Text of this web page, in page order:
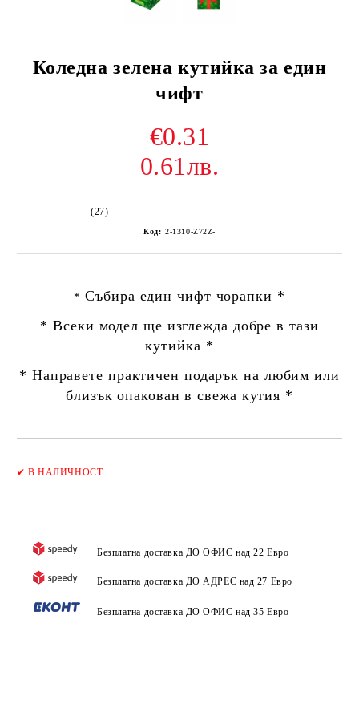
Коледна зелена кутийка за един
чифт
€0.31
0.61лв.
(27)
Код: 2-1310-Z72Z-
*Събира един чифт чорапки *
* Всеки модел ще изглежда добре в тази
кутийка *
* Направете практичен подарък на любим или
близък опакован в свежа кутия *
✔В НАЛИЧНОСТ
Безплатна доставка ДО ОФИС над 22 Евро
Безплатна доставка ДО АДРЕС над 27 Евро
Безплатна доставка ДО ОФИС над 35 Евро